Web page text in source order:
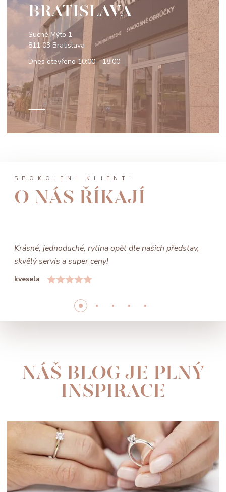
BRATISLAVA
Suché Mýto 1
811 03 Bratislava
Dnes otevřeno10:00 - 18:00
SPOKOJENÍ KLIENTI
O NÁS ŘÍKAJÍ
Krásné, jednoduché, rytina opět dle našich představ,
skvělý servis a super ceny!
kvesela
NÁŠ BLOG JE PLNÝ
INSPIRACE